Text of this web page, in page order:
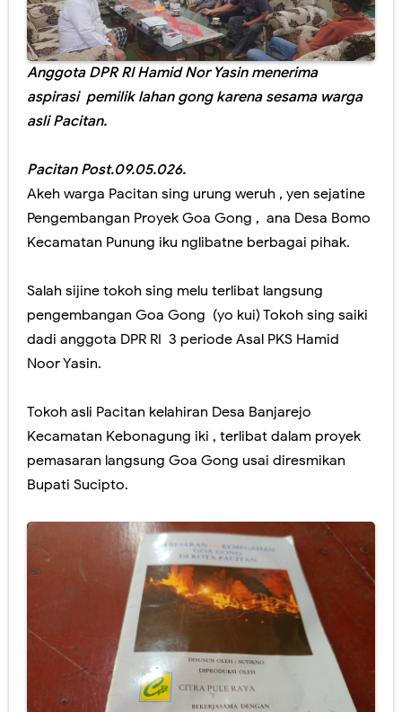
1 Muharam ujug ujug dadi budaya klenik sopo sing miwiti...?
Nanik Sudarti , Wartawan Senior Asal Madiun , Ditunjuk Presiden pimpin BGN.
Akhir para Pendengung ..!..yang Terlunta lunta akibat salah menclok...
Internet Rakyat hadir di Pacitan , hanya 100 ribu dapat 200 MBPS
Memahat kreatifitas dari alam: kala siswa SDN I Mendolo Kidul menyulap skill menjadi sebuah karya di FLS 2 N Pacitan.
Dibalik Dapur tetep Ngebul ,ternyata ibu ibu berkawan ,, MEKAAR,,
HAMID NOR : Anggota DPR RI & Bukunya tentang Goa Gong yg gagal tayang.
PAERAN GENTELMAN SERTIFIKAT DIPERBAIKI
Kapolres.Kepala BPN dan Pejabat Pacitan tumplek bleg di Goa Gong.
Wapres Gibran & Raffi Ahmad Rumangsa Kagum ndelok Santri Santri Pondok Tremas.
Wapres Gibran Muk Ajak Foto Bareng Kades..kesusu arep nyang Trenggalek..
GIBRAN ..! urung Jelas lewat duwur opo lewat ngisor ,teka Pacitan kemis.
Mantenan Putri Bos Sukses Spektakuler , Enek Wigung , Gus Iqdam, Darboy , Tejo .
Thursday, 6 August
Anggota DPR RI Hamid Nor Yasin menerima
aspirasi pemilik lahan gong karena sesama warga
asli Pacitan.
Pacitan Post.09.05.026.
Akeh warga Pacitan sing urung weruh , yen sejatine
Pengembangan Proyek Goa Gong , ana Desa Bomo
Kecamatan Punung iku nglibatne berbagai pihak.
Salah sijine tokoh sing melu terlibat langsung
pengembangan Goa Gong (yo kui) Tokoh sing saiki
dadi anggota DPR RI 3 periode Asal PKS Hamid
Noor Yasin.
Tokoh asli Pacitan kelahiran Desa Banjarejo
Kecamatan Kebonagung iki , terlibat dalam proyek
pemasaran langsung Goa Gong usai diresmikan
Bupati Sucipto.